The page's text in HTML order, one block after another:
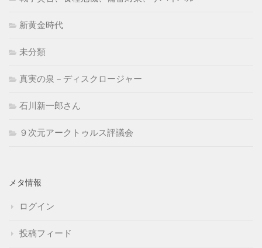
新黄金時代
未分類
真実の泉－ディスクロージャー
石川新一郎さん
９次元アークトゥルス評議会
メタ情報
ログイン
投稿フィード